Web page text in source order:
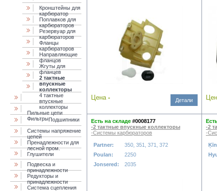
Кронштейны для
карбюратор
Поплавков для
карбюраторов
Резервуар для
карбюраторов
Фланцы
карбюраторов
Направляющие
фланцов
Жгуты для
фланцев
2 тактные
впускные
коллекторы
4 тактные
впускные
коллекторы
Пильные цепи
ФильтрыПодшипники
Системы напряжение
цепей
Пренадлежности для
лесной пром.
Глушители
Подвеска и
принадлежности
Редукторы и
принадлежности
Система сцепления
Цена - Детали
Есть на складе #0008177
-2 тактные впускные коллекторы
-Системы карбюраторов
Partner:
350, 351, 371, 372
Poulan:
2250
Jonsered:
2035
-2
-